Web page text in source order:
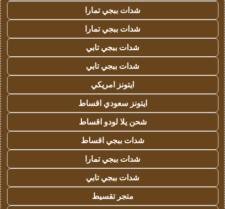
شدات ببجي تمارا
شدات ببجي تمارا
شدات ببجي تابي
شدات ببجي تابي
ايتونز امريكي
ايتونز سعودي اقساط
شحن يلا لودو اقساط
شدات ببجي اقساط
شدات ببجي تمارا
شدات ببجي تابي
متجر تقسيط